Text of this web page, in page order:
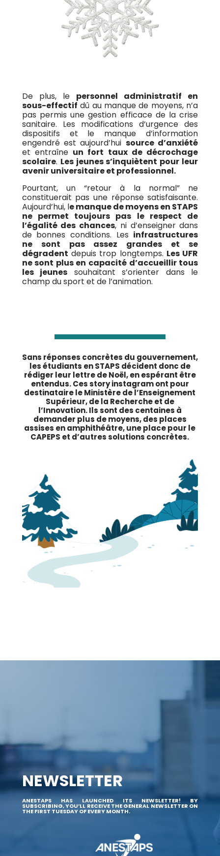
De plus, le personnel administratif en
sous-effectif dû au manque de moyens, n’a
pas permis une gestion efficace de la crise
sanitaire. Les modifications d’urgence des
dispositifs et le manque d’information
engendré est aujourd’hui source d’anxiété
et entraîne un fort taux de décrochage
scolaire. Les jeunes s’inquiètent pour leur
avenir universitaire et professionnel.
Pourtant, un “retour à la normal” ne
constituerait pas une réponse satisfaisante.
Aujourd’hui, le manque de moyens en STAPS
ne permet toujours pas le respect de
l’égalité des chances, ni d’enseigner dans
de bonnes conditions. Les infrastructures
ne sont pas assez grandes et se
dégradent depuis trop longtemps. Les UFR
ne sont plus en capacité d’accueillir tous
les jeunes souhaitant s’orienter dans le
champ du sport et de l’animation.
Sans réponses concrètes du gouvernement,
les étudiants en STAPS décident donc de
rédiger leur lettre de Noël, en espérant être
entendus. Ces story instagram ont pour
destinataire le Ministère de l’Enseignement
Supérieur, de la Recherche et de
l’Innovation. Ils sont des centaines à
demander plus de moyens, des places
assises en amphithéâtre, une place pour le
CAPEPS et d’autres solutions concrètes.
NEWSLETTER
ANESTAPS HAS LAUNCHED ITS NEWSLETTER! BY
SUBSCRIBING, YOU’LL RECEIVE THE GENERAL NEWSLETTER ON
THE FIRST TUESDAY OF EVERY MONTH.